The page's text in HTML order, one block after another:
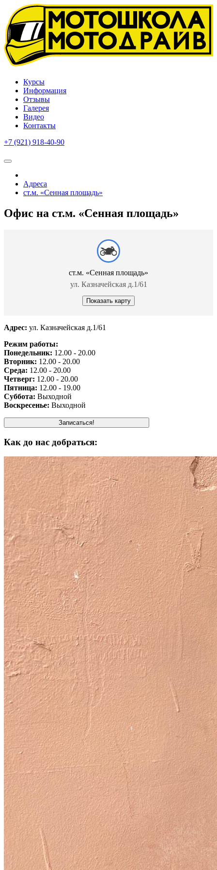
Курсы
Информация
Отзывы
Галерея
Видео
Контакты
+7 (921) 918-40-90
Адреса
ст.м. «Сенная площадь»
Офис на ст.м. «Сенная площадь»
ст.м. «Сенная площадь»
ул. Казначейская д.1/61
Показать карту
Адрес: ул. Казначейская д.1/61
Режим работы:
Понедельник: 12.00 - 20.00
Вторник: 12.00 - 20.00
Среда: 12.00 - 20.00
Четверг: 12.00 - 20.00
Пятница: 12.00 - 19.00
Суббота: Выходной
Воскресенье: Выходной
Записаться!
Как до нас добраться: